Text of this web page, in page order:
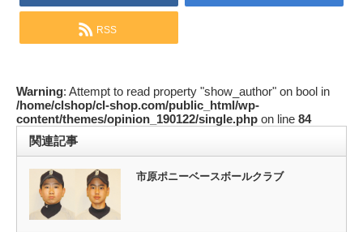
RSS
Warning: Attempt to read property "show_author" on bool in
/home/clshop/cl-shop.com/public_html/wp-
content/themes/opinion_190122/single.php on line 84
関連記事
市原ポニーベースボールクラブ